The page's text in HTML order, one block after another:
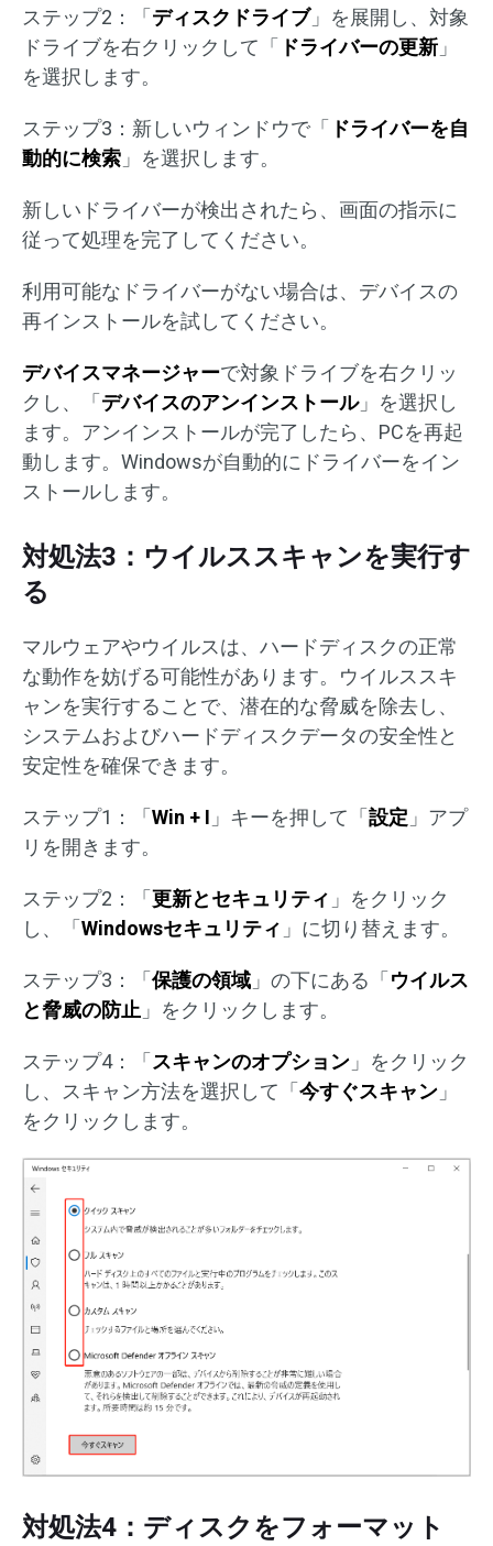
ステップ2：「ディスクドライブ」を展開し、対象
ドライブを右クリックして「 ドライバーの更新 」
を選択します。
ステップ3：新しいウィンドウで「 ドライバーを自
動的に検索 」を選択します。
新しいドライバーが検出されたら、画面の指示に
従って処理を完了してください。
利用可能なドライバーがない場合は、デバイスの
再インストールを試してください。
デバイスマネージャーで対象ドライブを右クリッ
クし、「デバイスのアンインストール」を選択し
ます。アンインストールが完了したら、PCを再起
動します。Windowsが自動的にドライバーをイン
ストールします。
対処法3：ウイルススキャンを実行す
る
マルウェアやウイルスは、ハードディスクの正常
な動作を妨げる可能性があります。ウイルススキ
ャンを実行することで、潜在的な脅威を除去し、
システムおよびハードディスクデータの安全性と
安定性を確保できます。
ステップ1：「Win + I 」キーを押して「設定 」アプ
リを開きます。
ステップ2：「更新とセキュリティ 」をクリック
し、「Windowsセキュリティ 」に切り替えます。
ステップ3：「保護の領域 」の下にある「ウイルス
と脅威の防止 」をクリックします。
ステップ4：「スキャンのオプション 」をクリック
し、スキャン方法を選択して「今すぐスキャン 」
をクリックします。
対処法4：ディスクをフォーマット